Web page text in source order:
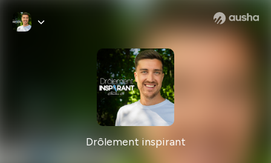
Drôlement inspirant